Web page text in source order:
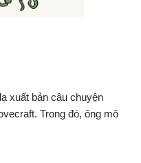
xuất bản câu chuyện
Trong đó, ông mô